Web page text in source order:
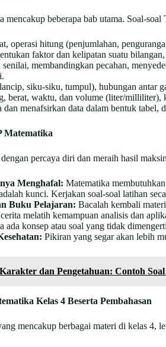
mencakup beberapa bab utama. Soal-
operasi hitung (penjumlahan,
faktor dan kelipatan suatu
membandingkan pecahan,
siku-siku, tumpul), hubungan antar
berat, waktu, dan volume (liter/milliliter),
dan menafsirkan data dalam bentuk tabel,
Matematika
percaya diri dan meraih hasil
Menghafal: Matematika
kunci. Kerjakan soal-soal latihan
Buku Pelajaran: Bacalah kembali
melatih kemampuan analisis dan
ada konsep atau soal yang tidak
Pikiran yang segar akan lebih
dan Pengetahuan: Contoh
Kelas 4 Beserta Pembahasan
mencakup berbagai materi di kelas 4,